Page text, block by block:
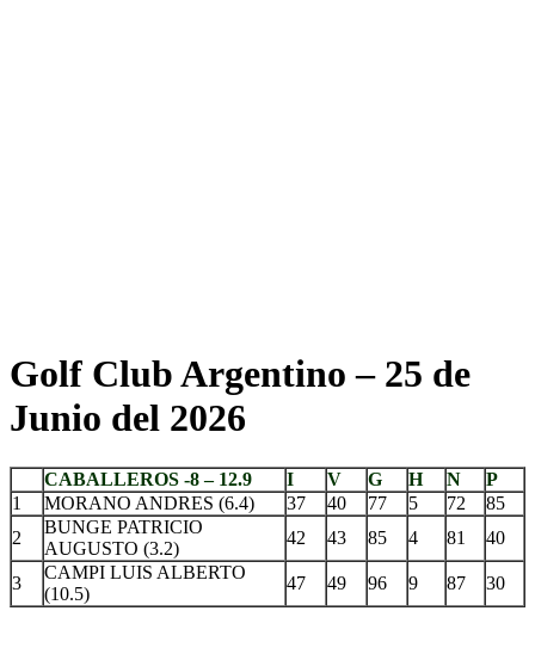
Golf Club Argentino – 25 de
Junio del 2026
CABALLEROS -8 – 12.9 I V G H N
P
1
MORANO ANDRES (6.4) 37 40 77 5 72
85
2
BUNGE PATRICIO
AUGUSTO (3.2)
42 43 85 4 81 40
3
CAMPI LUIS ALBERTO
(10.5)
47 49 96 9 87 30